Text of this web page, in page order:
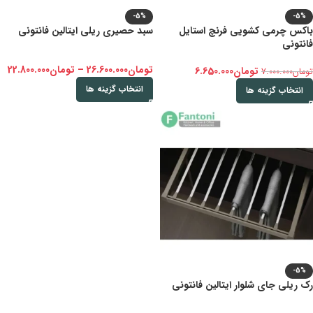
-5%
باکس چرمی کشویی فرنچ استایل
فانتونی
تومان7.000.000 تومان6.650.000
انتخاب گزینه ها
-5%
سبد حصیری ریلی ایتالین فانتونی
تومان26.600.000
– تومان22.800.000
انتخاب گزینه ها
-5%
رک ریلی جای شلوار ایتالین فانتونی